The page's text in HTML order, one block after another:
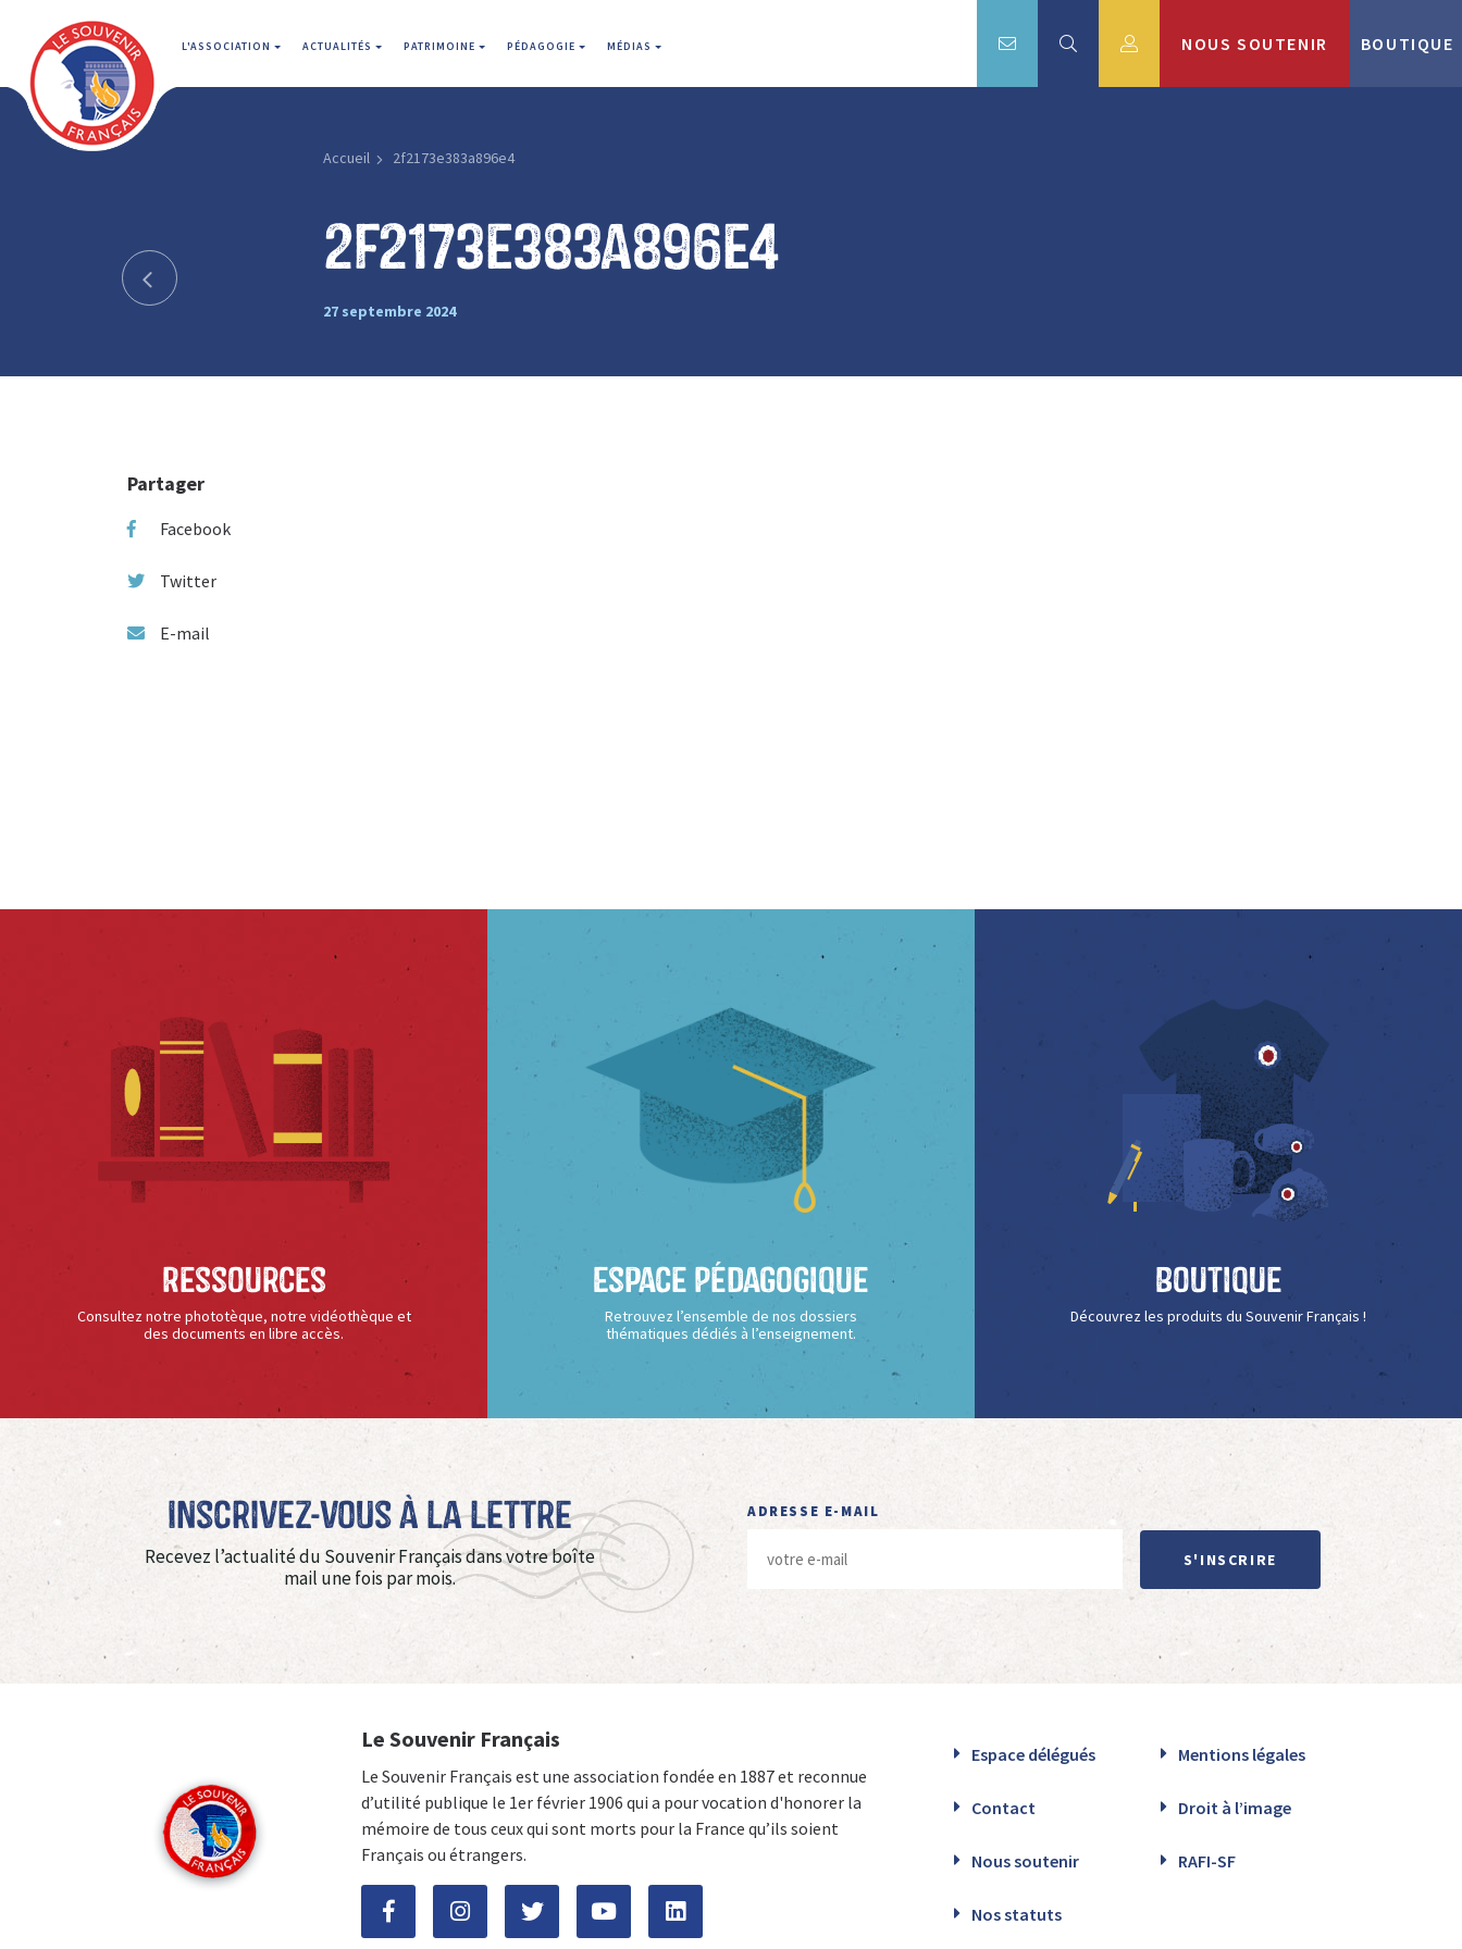
L'ASSOCIATION ACTUALITÉS PATRIMOINE PÉDAGOGIE MÉDIAS NOUS SOUTENIR BOUTIQUE
Accueil 2f2173e383a896e4
2f2173e383a896e4
27 septembre 2024
Partager
Facebook
Twitter
E-mail
Ressources
Consultez notre phototèque, notre vidéothèque et
des documents en libre accès.
Espace Pédagogique
Retrouvez l’ensemble de nos dossiers
thématiques dédiés à l’enseignement.
Boutique
Découvrez les produits du Souvenir Français !
Inscrivez-vous à La Lettre
Recevez l’actualité du Souvenir Français dans votre boîte
mail une fois par mois.
ADRESSE E-MAIL
S'INSCRIRE
Le Souvenir Français
Le Souvenir Français est une association fondée en 1887 et reconnue
d’utilité publique le 1er février 1906 qui a pour vocation d'honorer la
mémoire de tous ceux qui sont morts pour la France qu’ils soient
Français ou étrangers.
Espace délégués Mentions légales
Contact Droit à l’image
Nous soutenir RAFI-SF
Nos statuts